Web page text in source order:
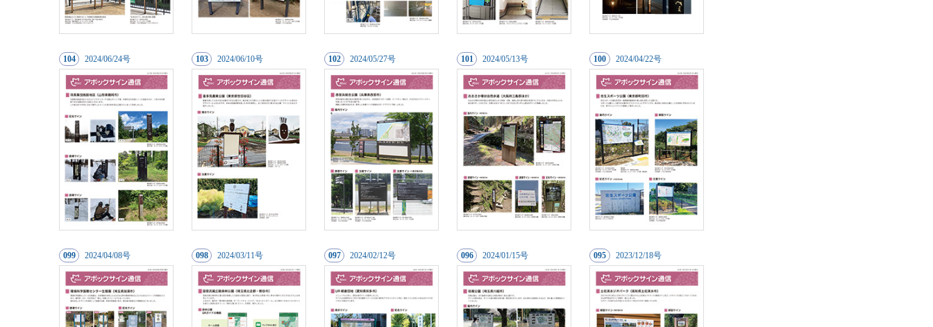
104 2024/06/24号 103 2024/06/10号 102 2024/05/27号 101 2024/05/13号 100 2024/04/22号
099 2024/04/08号 098 2024/03/11号 097 2024/02/12号 096 2024/01/15号 095 2023/12/18号